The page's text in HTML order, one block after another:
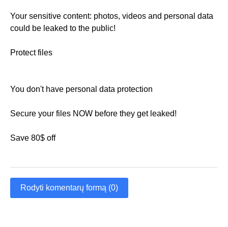
Your sensitive content: photos, videos and personal data
could be leaked to the public!
Protect files
You don't have personal data protection
Secure your files NOW before they get leaked!
Save 80$ off
Rodyti komentarų formą (0)